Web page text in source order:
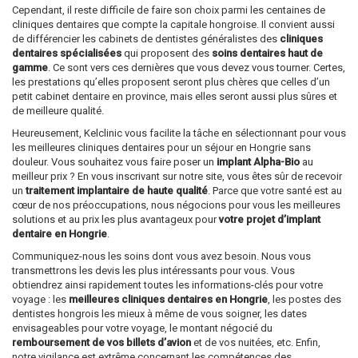
Cependant, il reste difficile de faire son choix parmi les centaines de
cliniques dentaires que compte la capitale hongroise. Il convient aussi
de différencier les cabinets de dentistes généralistes des cliniques
dentaires spécialisées qui proposent des soins dentaires haut de
gamme. Ce sont vers ces dernières que vous devez vous tourner. Certes,
les prestations qu’elles proposent seront plus chères que celles d’un
petit cabinet dentaire en province, mais elles seront aussi plus sûres et
de meilleure qualité.
Heureusement, Kelclinic vous facilite la tâche en sélectionnant pour vous
les meilleures cliniques dentaires pour un séjour en Hongrie sans
douleur. Vous souhaitez vous faire poser un implant Alpha-Bio au
meilleur prix ? En vous inscrivant sur notre site, vous êtes sûr de recevoir
untraitement implantaire de haute qualité. Parce que votre santé est au
cœur de nos préoccupations, nous négocions pour vous les meilleures
solutions et au prix les plus avantageux pourvotre projet d’implant
dentaire en Hongrie.
Communiquez-nous les soins dont vous avez besoin. Nous vous
transmettrons les devis les plus intéressants pour vous. Vous
obtiendrez ainsi rapidement toutes les informations-clés pour votre
voyage : les meilleures cliniques dentaires en Hongrie, les postes des
dentistes hongrois les mieux à même de vous soigner, les dates
envisageables pour votre voyage, le montant négocié du
remboursement de vos billets d’avion et de vos nuitées, etc. Enfin,